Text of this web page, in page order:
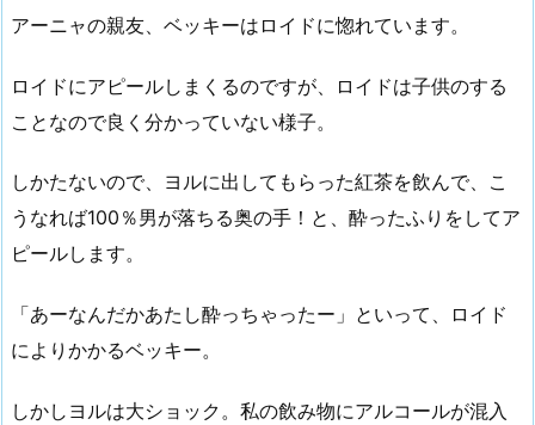
アーニャの親友、ベッキーはロイドに惚れています。
ロイドにアピールしまくるのですが、ロイドは子供のする
ことなので良く分かっていない様子。
しかたないので、ヨルに出してもらった紅茶を飲んで、こ
うなれば100％男が落ちる奥の手！と、酔ったふりをしてア
ピールします。
「あーなんだかあたし酔っちゃったー」といって、ロイド
によりかかるベッキー。
しかしヨルは大ショック。私の飲み物にアルコールが混入